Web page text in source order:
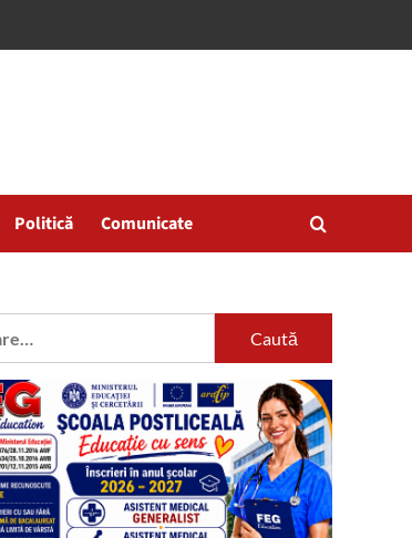
Politică Comunicate